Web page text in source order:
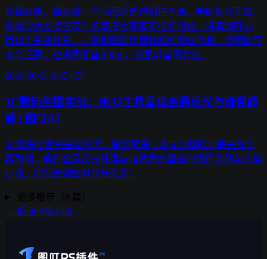
卖保鲜膜、保鲜袋，产品图总是透明拍不清、卷筒反光死白、
抠图边缘发虚发灰？这篇按大家真实搜的问题，讲清图叮AI
用材质高清修复、一键抠图能修保鲜膜的哪些毛病、透明质感
怎么还原，也说明哪些不能P，效果以官网为准。
2026-06-03 08:54:57
3C数码生图实战：用AI工具呈现金属反光与暗调质
感 | 图叮AI
3C数码生图总是塑料感、暗调死黑？本文以图叮AI等在线工
具为例，解析金属反光处理与暗调质感塑造的通用参数与实操
步骤，助您告别塑料感与死黑。
← 返回博客列表